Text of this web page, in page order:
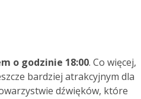
o godzinie 18:00. Co więcej,
bardziej atrakcyjnym dla
dźwięków, które